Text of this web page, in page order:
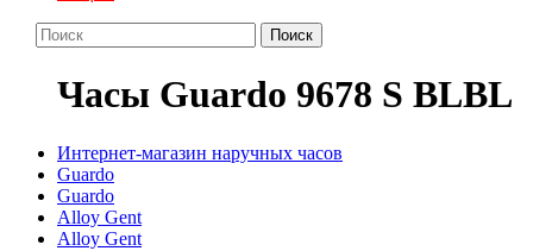
Поиск
Часы Guardo 9678 S BLBL
Интернет-магазин наручных часов
Guardo
Guardo
Alloy Gent
Alloy Gent